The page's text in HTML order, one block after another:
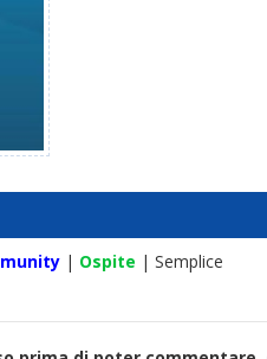
| Ospite | Semplice